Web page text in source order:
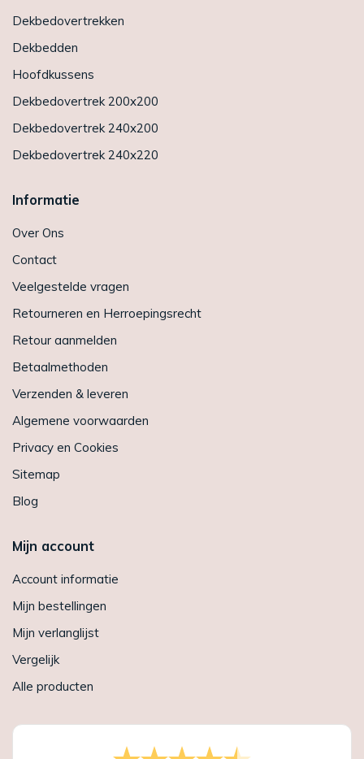
Dekbedovertrekken
Dekbedden
Hoofdkussens
Dekbedovertrek 200x200
Dekbedovertrek 240x200
Dekbedovertrek 240x220
Informatie
Over Ons
Contact
Veelgestelde vragen
Retourneren en Herroepingsrecht
Retour aanmelden
Betaalmethoden
Verzenden & leveren
Algemene voorwaarden
Privacy en Cookies
Sitemap
Blog
Mijn account
Account informatie
Mijn bestellingen
Mijn verlanglijst
Vergelijk
Alle producten